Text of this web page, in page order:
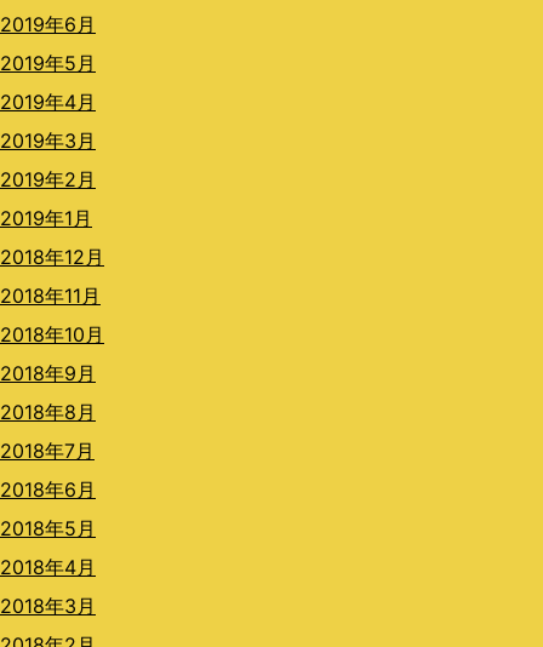
2019年6月
2019年5月
2019年4月
2019年3月
2019年2月
2019年1月
2018年12月
2018年11月
2018年10月
2018年9月
2018年8月
2018年7月
2018年6月
2018年5月
2018年4月
2018年3月